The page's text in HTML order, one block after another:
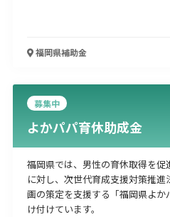
福岡県補助金
募集中
よかパパ育休助成金
福岡県では、男性の育休取得を
に対し、次世代育成支援対策推
画の策定を支援する「福岡県よ
け付けています。